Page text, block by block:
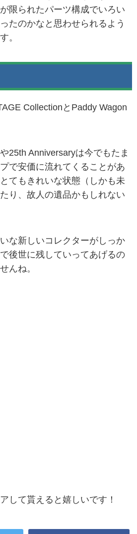
限られたパーツ構成でいろい
たのかなと思わせられるよう
。
CollectionとPaddy Wagon
25th Anniversaryは今でもたま
で安価に流れてくることがあ
てもきれいな状態（しかも未
り、故人の遺品かもしれない
な新しいコレクターがしっか
後世に残していってあげるの
んね。
して貰えると嬉しいです！